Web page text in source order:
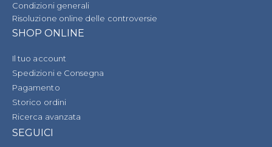
Condizioni generali
Risoluzione online delle controversie
SHOP ONLINE
Il tuo account
Spedizioni e Consegna
Pagamento
Storico ordini
Ricerca avanzata
SEGUICI